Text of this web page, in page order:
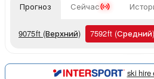
Прогноз Сейчас
9075ft (Верхний) 7592ft (Средний)
ski hire